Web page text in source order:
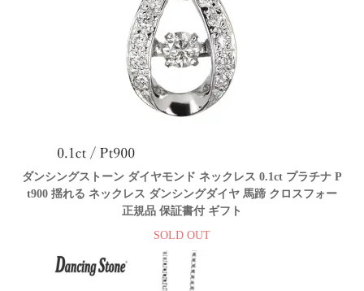
ダンシングストーン ダイヤモンド ネックレス 0.1ct プラチナ P
t900 揺れる ネックレス ダンシングダイヤ 馬蹄 クロスフォー
正規品 保証書付 ギフト
SOLD OUT